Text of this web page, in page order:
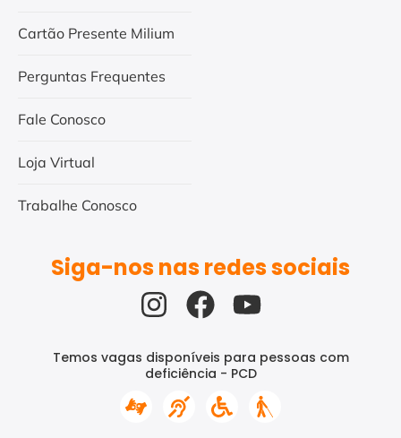
Cartão Presente Milium
Perguntas Frequentes
Fale Conosco
Loja Virtual
Trabalhe Conosco
Siga-nos nas redes sociais
Temos vagas disponíveis para pessoas com
deficiência - PCD